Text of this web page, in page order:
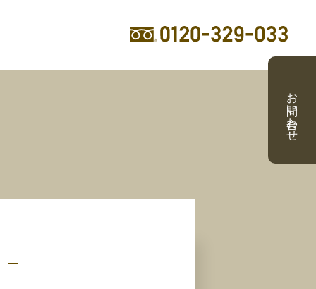
お問い合わせ